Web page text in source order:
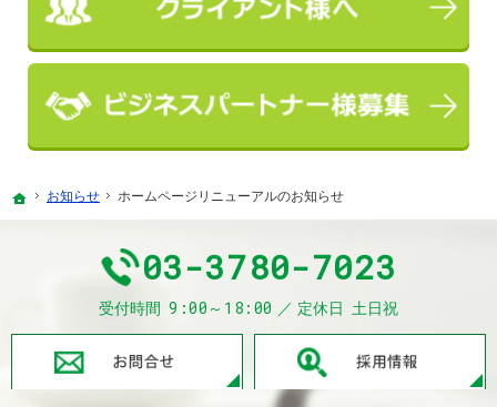
ホーム
お知らせ ホームページリニューアルのお知らせ
03-3780-7023
受付時間 9:00～18:00 定休日 土日祝
お問合せ